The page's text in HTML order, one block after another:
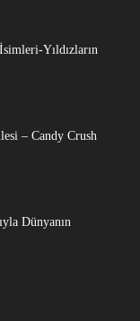
Yıldızların
– Candy Crush
Dünyanın